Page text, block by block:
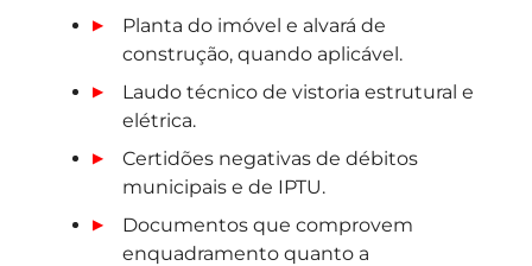
Planta do imóvel e alvará de
construção, quando aplicável.
Laudo técnico de vistoria estrutural e
elétrica.
Certidões negativas de débitos
municipais e de IPTU.
Documentos que comprovem
enquadramento quanto a